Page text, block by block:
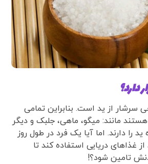
دارد؟
سرشار از ید است. بنابراین تمامی
مانند: میگو، ماهی، جلبک و دیگر
را دارند. اما آیا یک فرد در طول روز
از غذاهای دریایی استفاده کند تا
تامین شود؟!